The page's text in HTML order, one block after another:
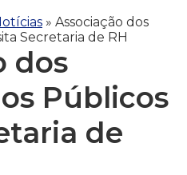
» Associação dos
Secretaria de RH
dos
Públicos
de